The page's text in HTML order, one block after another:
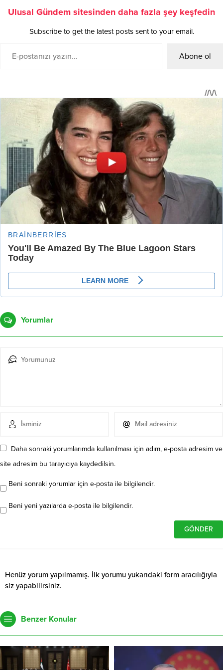
Ulusal Gündem sitesinden daha fazla şey keşfedin
Subscribe to get the latest posts sent to your email.
Abone ol
Yorumlar
Daha sonraki yorumlarımda kullanılması için adım, e-posta adresim ve
site adresim bu tarayıcıya kaydedilsin.
Beni sonraki yorumlar için e-posta ile bilgilendir.
Beni yeni yazılarda e-posta ile bilgilendir.
Henüz yorum yapılmamış. İlk yorumu yukarıdaki form aracılığıyla
siz yapabilirsiniz.
Benzer Konular